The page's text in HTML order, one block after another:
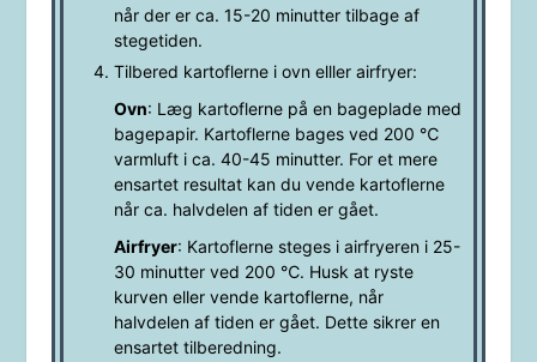
når der er ca. 15-20 minutter tilbage af
stegetiden.
Tilbered kartoflerne i ovn elller airfryer:
Ovn: Læg kartoflerne på en bageplade med
bagepapir. Kartoflerne bages ved 200 ℃
varmluft i ca. 40-45 minutter. For et mere
ensartet resultat kan du vende kartoflerne
når ca. halvdelen af tiden er gået.
Airfryer: Kartoflerne steges i airfryeren i 25-
30 minutter ved 200 ℃. Husk at ryste
kurven eller vende kartoflerne, når
halvdelen af tiden er gået. Dette sikrer en
ensartet tilberedning.